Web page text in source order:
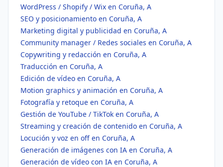
WordPress / Shopify / Wix en Coruña, A
SEO y posicionamiento en Coruña, A
Marketing digital y publicidad en Coruña, A
Community manager / Redes sociales en Coruña, A
Copywriting y redacción en Coruña, A
Traducción en Coruña, A
Edición de vídeo en Coruña, A
Motion graphics y animación en Coruña, A
Fotografía y retoque en Coruña, A
Gestión de YouTube / TikTok en Coruña, A
Streaming y creación de contenido en Coruña, A
Locución y voz en off en Coruña, A
Generación de imágenes con IA en Coruña, A
Generación de vídeo con IA en Coruña, A